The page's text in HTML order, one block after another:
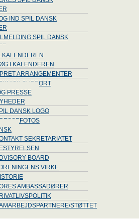
IND SPIL DANSK
SPIL DANSK
KALENDEREN
I KALENDEREN
ARRANGEMENTER
SUPPORT
PRESSE
DANSK LOGO
SEKRETARIATET
BOARD
VIRKE
AMBASSADØRER
STØTTET